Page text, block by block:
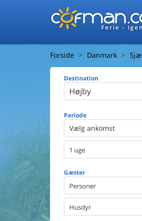
Ferie -
Forside Danmark
Destination
Periode
Vælg ankomst
1 uge
Gæster
Personer
Husdyr